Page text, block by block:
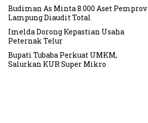
Budiman As Minta 8.000 Aset Pemprov
Lampung Diaudit Total
Imelda Dorong Kepastian Usaha
Peternak Telur
Bupati Tubaba Perkuat UMKM,
Salurkan KUR Super Mikro